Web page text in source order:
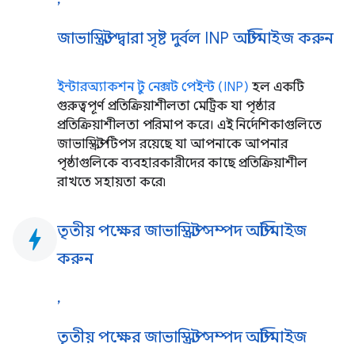
জাভাস্ক্রিপ্ট দ্বারা সৃষ্ট দুর্বল INP অপ্টিমাইজ করুন
ইন্টারঅ্যাকশন টু নেক্সট পেইন্ট (INP) হল একটি
গুরুত্বপূর্ণ প্রতিক্রিয়াশীলতা মেট্রিক যা পৃষ্ঠার
প্রতিক্রিয়াশীলতা পরিমাপ করে। এই নির্দেশিকাগুলিতে
জাভাস্ক্রিপ্ট টিপস রয়েছে যা আপনাকে আপনার
পৃষ্ঠাগুলিকে ব্যবহারকারীদের কাছে প্রতিক্রিয়াশীল
রাখতে সহায়তা করে৷
bolt
তৃতীয় পক্ষের জাভাস্ক্রিপ্ট সম্পদ অপ্টিমাইজ
করুন
,
তৃতীয় পক্ষের জাভাস্ক্রিপ্ট সম্পদ অপ্টিমাইজ